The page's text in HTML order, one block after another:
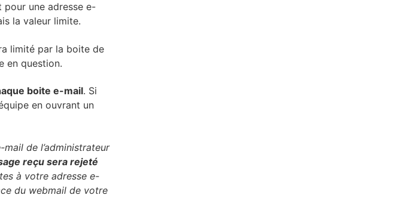
une adresse e-
la valeur limite.
limité par la boite de
en question.
boite e-mail. Si
en ouvrant un
de l’administrateur
reçu sera rejeté
à votre adresse e-
du webmail de votre